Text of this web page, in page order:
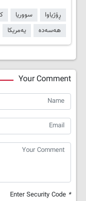
ڕۆژیاوا سووریا
هەسەدە
یەمریکا
Your Comment
*